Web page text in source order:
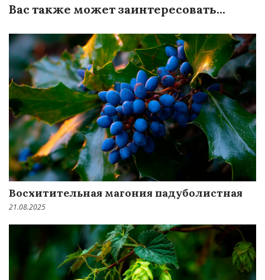
Вас также может заинтересовать...
Восхитительная магония падуболистная
21.08.2025